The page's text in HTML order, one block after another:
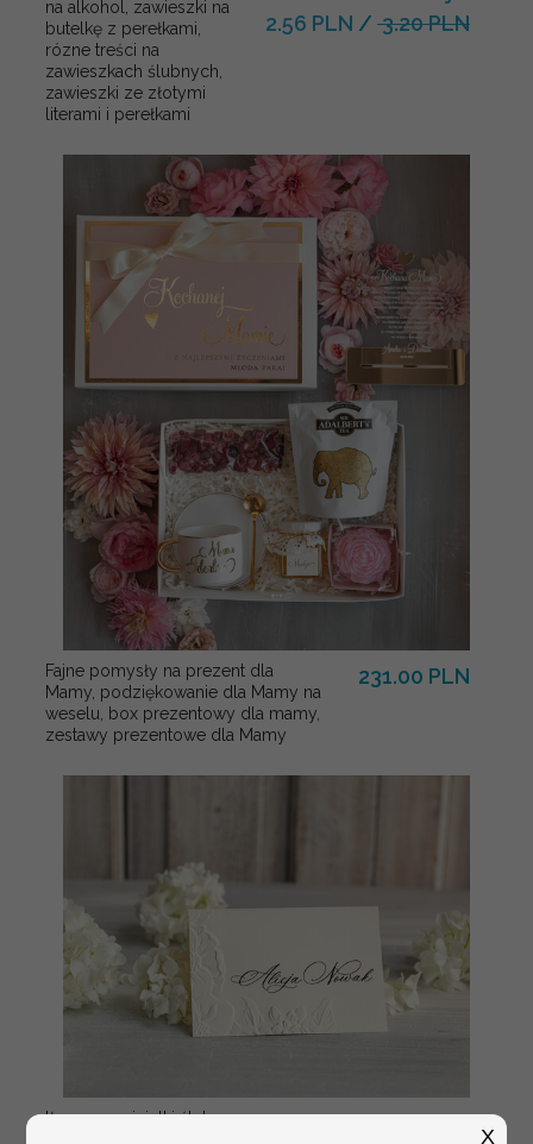
na alkohol, zawieszki na
butelkę z perełkami,
rózne treści na
zawieszkach ślubnych,
zawieszki ze złotymi
literami i perełkami
2.56 PLN / 3.20 PLN
Fajne pomysły na prezent dla
Mamy, podziękowanie dla Mamy na
weselu, box prezentowy dla mamy,
zestawy prezentowe dla Mamy
231.00 PLN
tłoczone winietki ślubne,
X